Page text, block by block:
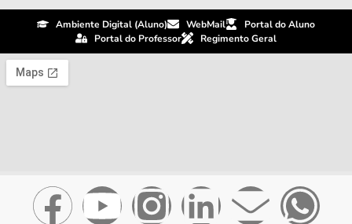
Ambiente Digital (Aluno) WebMail
Portal do Aluno
Portal do Professor
Regimento Geral